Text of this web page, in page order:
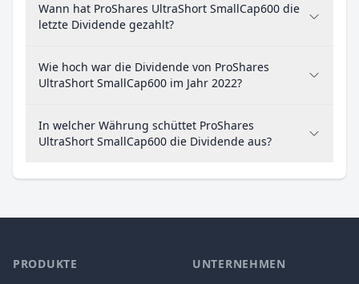
Wann hat ProShares UltraShort SmallCap600 die
letzte Dividende gezahlt?
Wie hoch war die Dividende von ProShares
UltraShort SmallCap600 im Jahr 2022?
In welcher Währung schüttet ProShares
UltraShort SmallCap600 die Dividende aus?
PRODUKTE UNTERNEHMEN